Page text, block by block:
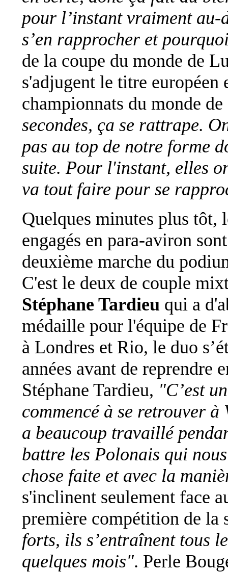
pour l’instant vraiment
s’en rapprocher et
de la coupe du monde de
s'adjugent le titre
championnats du monde
secondes, ça se rattrape.
pas au top de notre forme
suite. Pour l'instant, elles
va tout faire pour se
Quelques minutes plus tôt,
engagés en para-aviron
deuxième marche du
C'est le deux de couple
Stéphane Tardieu qui a
médaille pour l'équipe de
à Londres et Rio, le duo
années avant de reprendre
Stéphane Tardieu, "C’est
commencé à se retrouver
a beaucoup travaillé
battre les Polonais qui
chose faite et avec la
s'inclinent seulement face
première compétition de la
forts, ils s’entraînent tous
quelques mois". Perle